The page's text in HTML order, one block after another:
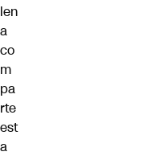
len
a
co
m
pa
rte
est
a